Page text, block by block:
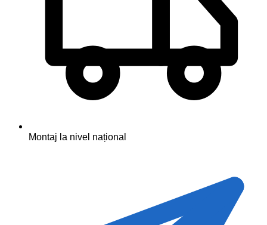
Montaj la nivel național